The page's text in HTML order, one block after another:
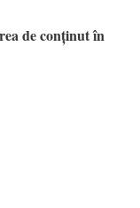
de conținut în